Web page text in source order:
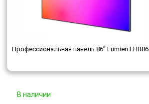
Профессиональная панель 86" Lumien LHB86
В наличии